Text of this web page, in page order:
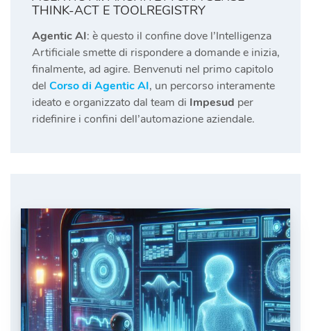
THINK-ACT E TOOLREGISTRY
Agentic AI: è questo il confine dove l’Intelligenza
Artificiale smette di rispondere a domande e inizia,
finalmente, ad agire. Benvenuti nel primo capitolo
del Corso di Agentic AI, un percorso interamente
ideato e organizzato dal team di Impesud per
ridefinire i confini dell’automazione aziendale.